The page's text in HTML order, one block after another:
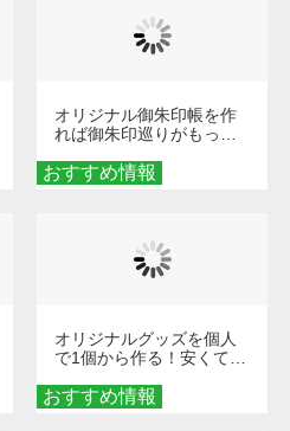
おすすめ情報
オリジナル御朱印帳を作
れば御朱印巡りがもっと
ダーメイドする魅力と選
び方
おすすめ情報
オリジナルグッズを個人
で1個から作る！安くて簡
秘訣